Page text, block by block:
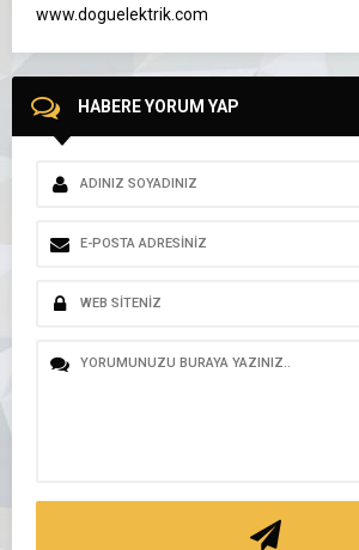
www.doguelektrik.com
HABERE YORUM YAP